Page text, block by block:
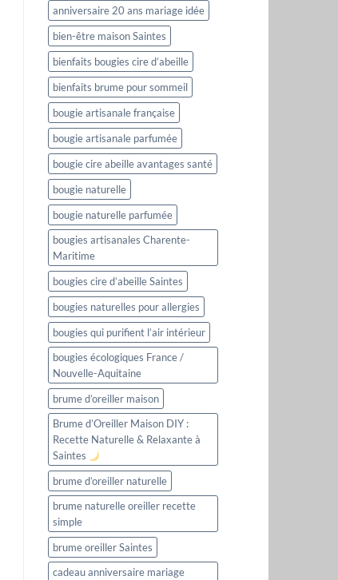
anniversaire 20 ans mariage idée
bien-être maison Saintes
bienfaits bougies cire d’abeille
bienfaits brume pour sommeil
bougie artisanale française
bougie artisanale parfumée
bougie cire abeille avantages santé
bougie naturelle
bougie naturelle parfumée
bougies artisanales Charente-
Maritime
bougies cire d’abeille Saintes
bougies naturelles pour allergies
bougies qui purifient l’air intérieur
bougies écologiques France /
Nouvelle-Aquitaine
brume d’oreiller maison
Brume d’Oreiller Maison DIY :
Recette Naturelle & Relaxante à
Saintes
brume d’oreiller naturelle
brume naturelle oreiller recette
simple
brume oreiller Saintes
cadeau anniversaire mariage